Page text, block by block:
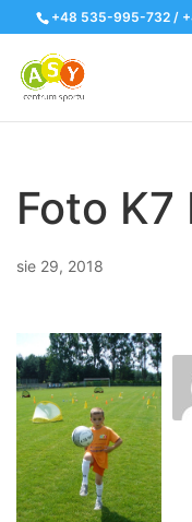
+48 535-995-732 /
Foto K7
sie 29, 2018